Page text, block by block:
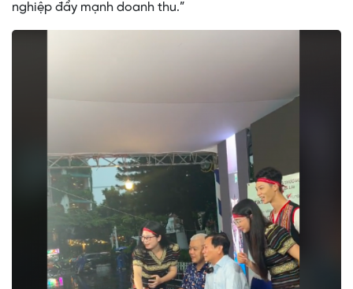
nghiệp đẩy mạnh doanh thu.”